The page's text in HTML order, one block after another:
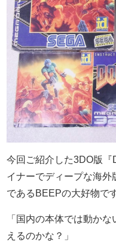
今回ご紹介した3DO版
イナーでディープな海
であるBEEPの大好物で
「国内の本体では動か
えるのかな？」